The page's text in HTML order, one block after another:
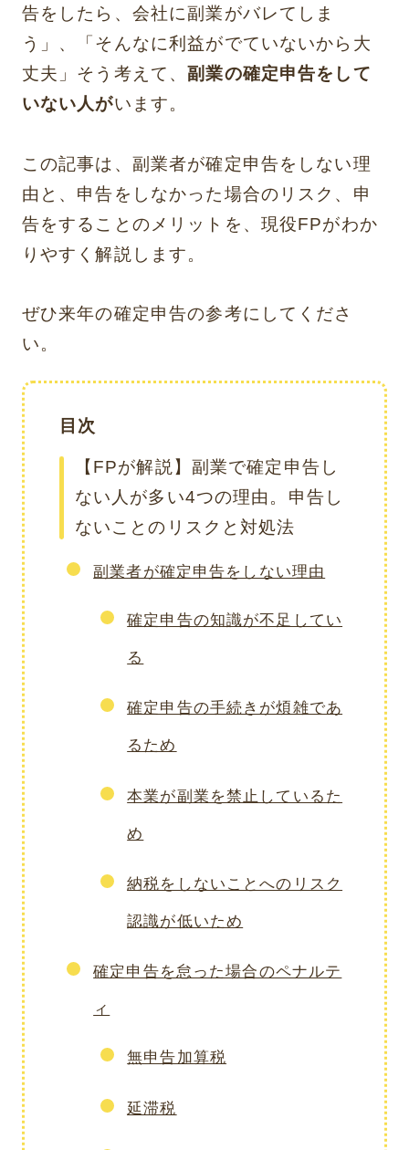
告をしたら、会社に副業がバレてしま
う」、「そんなに利益がでていないから大
丈夫」そう考えて、副業の確定申告をして
いない人がいます。
この記事は、副業者が確定申告をしない理
由と、申告をしなかった場合のリスク、申
告をすることのメリットを、現役FPがわか
りやすく解説します。
ぜひ来年の確定申告の参考にしてくださ
い。
目次
【FPが解説】副業で確定申告し
ない人が多い4つの理由。申告し
ないことのリスクと対処法
副業者が確定申告をしない理由
確定申告の知識が不足してい
る
確定申告の手続きが煩雑であ
るため
本業が副業を禁止しているた
め
納税をしないことへのリスク
認識が低いため
確定申告を怠った場合のペナルテ
ィ
無申告加算税
延滞税